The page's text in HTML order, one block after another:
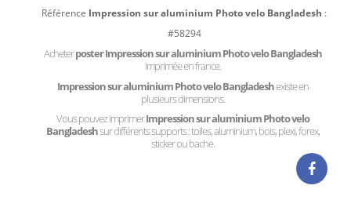
Référence Impression sur aluminium Photo velo Bangladesh :
#58294
Acheterposter Impression sur aluminium Photo velo Bangladesh
imprimée en france.
Impression sur aluminium Photo velo Bangladeshexiste en
plusieurs dimensions.
Vous pouvez imprimerImpression sur aluminium Photo velo
Bangladeshsur différents supports : toiles, aluminium, bois, plexi, forex,
sticker ou bache.